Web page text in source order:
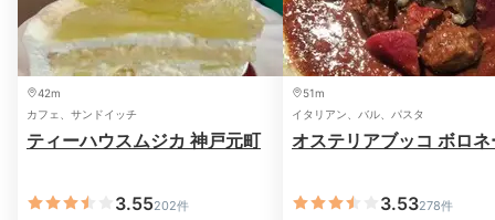
手作りの料理が並ぶ
朝食ブッフェ
42m
カフェ、サンドイッチ
ティーハウスムジカ 神戸元町
3.55202件
51m
イタリアン、バル、パスタ
オステリアブッコ ボロ
3.53278件